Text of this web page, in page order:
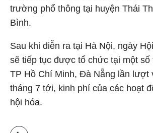
trường phổ thông tại huyện Thái
Bình.
Sau khi diễn ra tại Hà Nội, ngày
sẽ tiếp tục được tổ chức tại một số
TP Hồ Chí Minh, Đà Nẵng lần lượt
tháng 7 tới, kinh phí của các hoạt
hội hóa.